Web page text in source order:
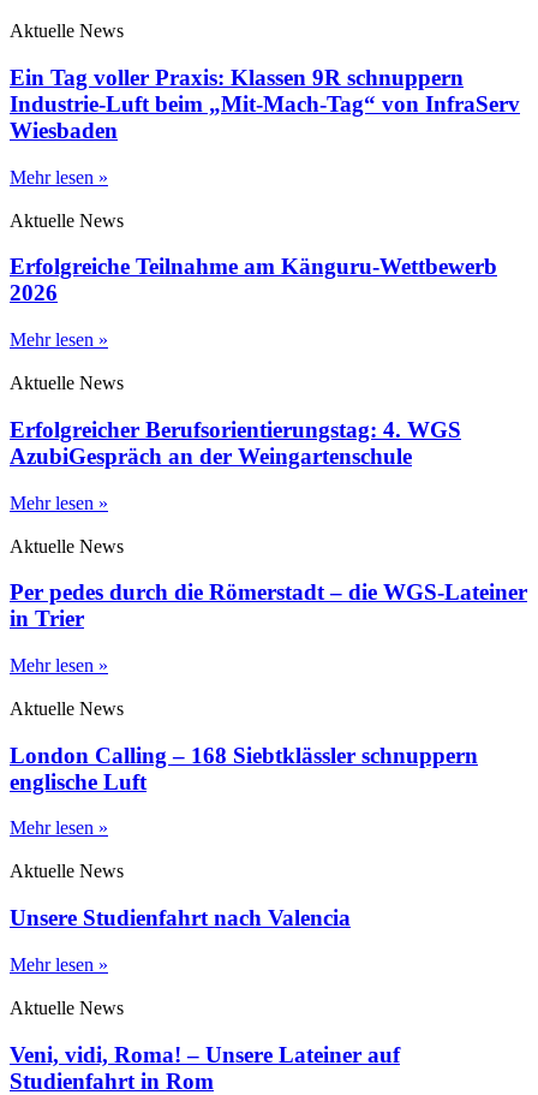
Aktuelle News
Ein Tag voller Praxis: Klassen 9R schnuppern
Industrie-Luft beim „Mit-Mach-Tag“ von InfraServ
Wiesbaden
Mehr lesen »
Aktuelle News
Erfolgreiche Teilnahme am Känguru-Wettbewerb
2026
Mehr lesen »
Aktuelle News
Erfolgreicher Berufsorientierungstag: 4. WGS
AzubiGespräch an der Weingartenschule
Mehr lesen »
Aktuelle News
Per pedes durch die Römerstadt – die WGS-Lateiner
in Trier
Mehr lesen »
Aktuelle News
London Calling – 168 Siebtklässler schnuppern
englische Luft
Mehr lesen »
Aktuelle News
Unsere Studienfahrt nach Valencia
Mehr lesen »
Aktuelle News
Veni, vidi, Roma! – Unsere Lateiner auf
Studienfahrt in Rom